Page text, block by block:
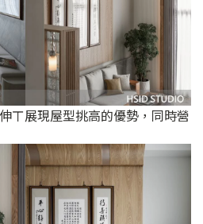
ㄒ展現屋型挑高的優勢，同時營